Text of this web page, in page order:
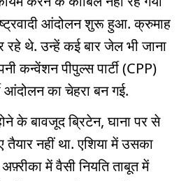
आंदोलन शुरू हुआ. क्रुमाह
थे. उन्हें कई बार जेल भी जाना
कन्वेंशन पीपुल्स पार्टी (CPP)
आंदोलन का चेहरा बन गई.
के बावजूद ब्रिटेन, घाना पर से
तैयार नहीं था. एशिया में उसका
में वैसी नियति ताबूत में